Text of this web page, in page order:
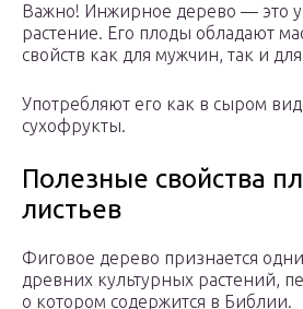
Важно! Инжирное дерево — это
растение. Его плоды обладают
свойств как для мужчин, так и
Употребляют его как в сыром
сухофрукты.
Полезные свойства
листьев
Фиговое дерево признается
древних культурных растений,
о котором содержится в Библии.